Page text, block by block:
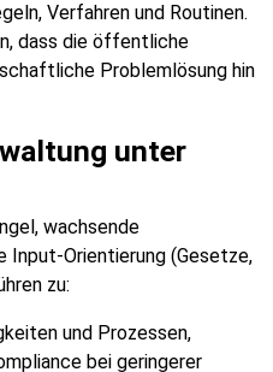
Verfahren und Routinen.
dass die öffentliche
Problemlösung hin
unter
wachsende
Input-Orientierung (Gesetze,
zu:
und Prozessen,
bei geringerer